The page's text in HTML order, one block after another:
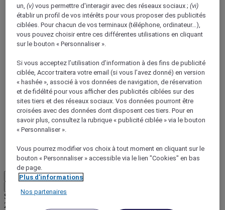
ALL Accor+ Voyager
15% de réduction toute l'annéesur vos séjours dans
+30 marques
Plus
Sélectionnez votre zone et votre langue ci-dessous
Zone géographique
un,(v) vous permettre d'interagir avec des réseaux sociaux ;(vi)
établir un profil de vos intérêts pour vous proposer des publicités
ciblées. Pour chacun de vos terminaux (téléphone, ordinateur…),
vous pouvez choisir entre ces différentes utilisations en cliquant
sur le bouton « Personnaliser ».
Si vous acceptez l’utilisation d’information à des fins de publicité
ciblée, Accor traitera votre email (si vous l’avez donné) en version
« hashée », associé à vos données de navigation, de réservation
et de fidélité pour vous afficher des publicités ciblées sur des
sites tiers et des réseaux sociaux. Vos données pourront être
croisées avec des données dont disposent ces tiers. Pour en
savoir plus, consultez la rubrique « publicité ciblée » via le bouton
« Personnaliser ».
Vous pourrez modifier vos choix à tout moment en cliquant sur le
bouton « Personnaliser » accessible via le lien "Cookies" en bas
de page.
Plus d'informations
Nos partenaires